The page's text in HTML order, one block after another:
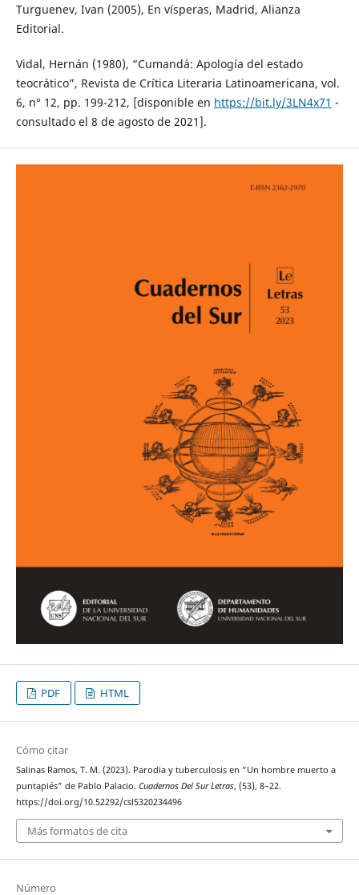
Turguenev, Ivan (2005), En vísperas, Madrid, Alianza
Editorial.
Vidal, Hernán (1980), “Cumandá: Apología del estado
teocrático”, Revista de Crítica Literaria Latinoamericana, vol.
6, n° 12, pp. 199-212, [disponible en https://bit.ly/3LN4x71 -
consultado el 8 de agosto de 2021].
PDF HTML
Cómo citar
Salinas Ramos, T. M. (2023). Parodia y tuberculosis en “Un hombre muerto a
puntapiés” de Pablo Palacio. Cuadernos Del Sur Letras, (53), 8–22.
https://doi.org/10.52292/csl5320234496
Más formatos de cita
Número